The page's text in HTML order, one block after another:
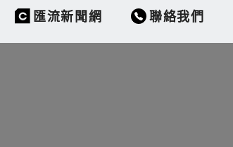
匯流新聞網 聯絡我們